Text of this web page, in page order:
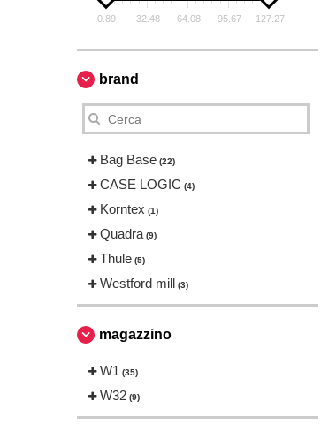
0.89 32.48 64.08 95.67 127.27
brand
Bag Base (22)
CASE LOGIC (4)
Korntex (1)
Quadra (9)
Thule (5)
Westford mill (3)
magazzino
W1 (35)
W32 (9)